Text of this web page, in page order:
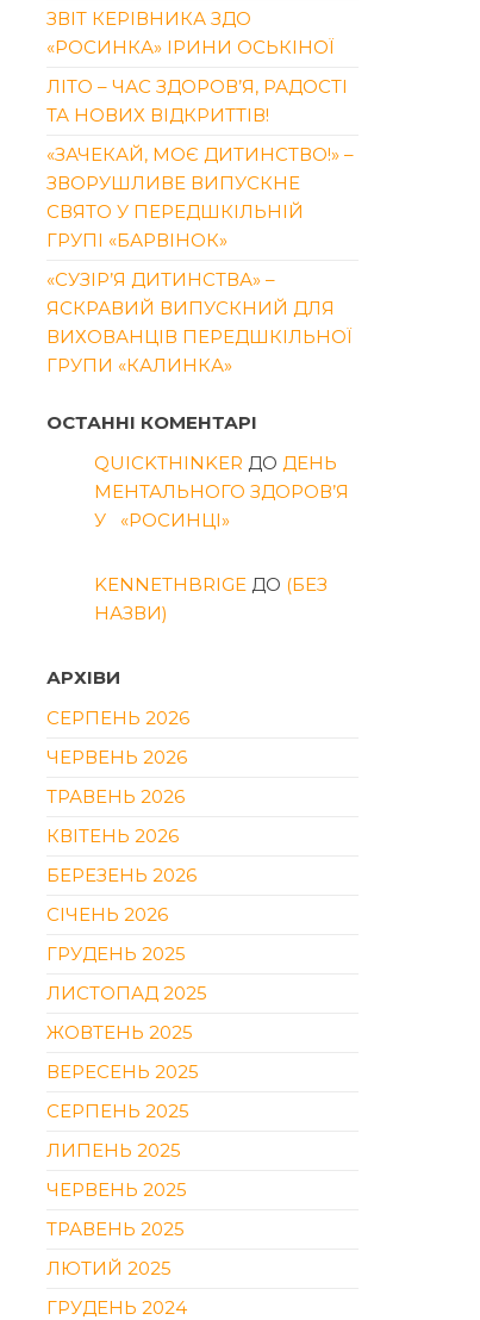
ЗВІТ КЕРІВНИКА ЗДО
«РОСИНКА» ІРИНИ ОСЬКІНОЇ
ЛІТО – ЧАС ЗДОРОВ’Я, РАДОСТІ
ТА НОВИХ ВІДКРИТТІВ!
«ЗАЧЕКАЙ, МОЄ ДИТИНСТВО!» –
ЗВОРУШЛИВЕ ВИПУСКНЕ
СВЯТО У ПЕРЕДШКІЛЬНІЙ
ГРУПІ «БАРВІНОК»
«СУЗІР’Я ДИТИНСТВА» –
ЯСКРАВИЙ ВИПУСКНИЙ ДЛЯ
ВИХОВАНЦІВ ПЕРЕДШКІЛЬНОЇ
ГРУПИ «КАЛИНКА»
ОСТАННІ КОМЕНТАРІ
QUICKTHINKER ДО ДЕНЬ
МЕНТАЛЬНОГО ЗДОРОВ’Я
У «РОСИНЦІ»
KENNETHBRIGEДО (БЕЗ
НАЗВИ)
АРХІВИ
СЕРПЕНЬ 2026
ЧЕРВЕНЬ 2026
ТРАВЕНЬ 2026
КВІТЕНЬ 2026
БЕРЕЗЕНЬ 2026
СІЧЕНЬ 2026
ГРУДЕНЬ 2025
ЛИСТОПАД 2025
ЖОВТЕНЬ 2025
ВЕРЕСЕНЬ 2025
СЕРПЕНЬ 2025
ЛИПЕНЬ 2025
ЧЕРВЕНЬ 2025
ТРАВЕНЬ 2025
ЛЮТИЙ 2025
ГРУДЕНЬ 2024